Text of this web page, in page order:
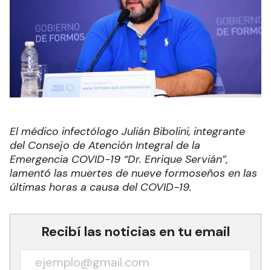
El médico infectólogo Julián Bibolini, integrante
del Consejo de Atención Integral de la
Emergencia COVID-19 “Dr. Enrique Servián”,
lamentó las muertes de nueve formoseños en las
últimas horas a causa del COVID-19.
Recibí las noticias en tu email